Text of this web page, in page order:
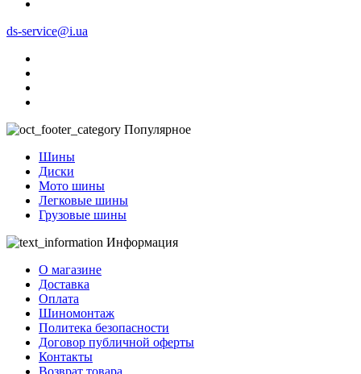
ds-service@i.ua
Популярное
Шины
Диски
Мото шины
Легковые шины
Грузовые шины
Информация
О магазине
Доставка
Оплата
Шиномонтаж
Политека безопасности
Договор публичной оферты
Контакты
Возврат товара